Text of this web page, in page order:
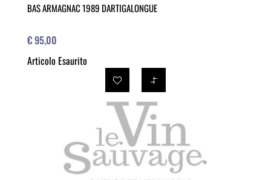
BAS ARMAGNAC 1989 DARTIGALONGUE
€ 95,00
Articolo Esaurito